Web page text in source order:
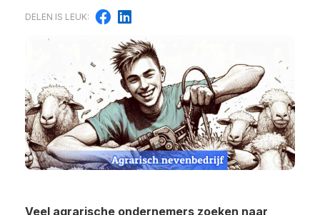
DELEN IS LEUK:
Veel agrarische ondernemers zoeken naar